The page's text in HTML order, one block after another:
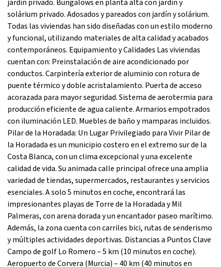
jardín privado. Bungalows en planta alta con jardín y
solárium privado. Adosados y pareados con jardín y solárium.
Todas las viviendas han sido diseñadas con un estilo moderno
y funcional, utilizando materiales de alta calidad y acabados
contemporáneos. Equipamiento y Calidades Las viviendas
cuentan con: Preinstalación de aire acondicionado por
conductos. Carpintería exterior de aluminio con rotura de
puente térmico y doble acristalamiento. Puerta de acceso
acorazada para mayor seguridad. Sistema de aerotermia para
producción eficiente de agua caliente. Armarios empotrados
con iluminación LED. Muebles de baño y mamparas incluidos.
Pilar de la Horadada: Un Lugar Privilegiado para Vivir Pilar de
la Horadada es un municipio costero en el extremo sur de la
Costa Blanca, con un clima excepcional y una excelente
calidad de vida. Su animada calle principal ofrece una amplia
variedad de tiendas, supermercados, restaurantes y servicios
esenciales. A solo 5 minutos en coche, encontrará las
impresionantes playas de Torre de la Horadada y Mil
Palmeras, con arena dorada y un encantador paseo marítimo.
Además, la zona cuenta con carriles bici, rutas de senderismo
y múltiples actividades deportivas. Distancias a Puntos Clave
Campo de golf Lo Romero – 5 km (10 minutos en coche).
Aeropuerto de Corvera (Murcia) – 40 km (40 minutos en